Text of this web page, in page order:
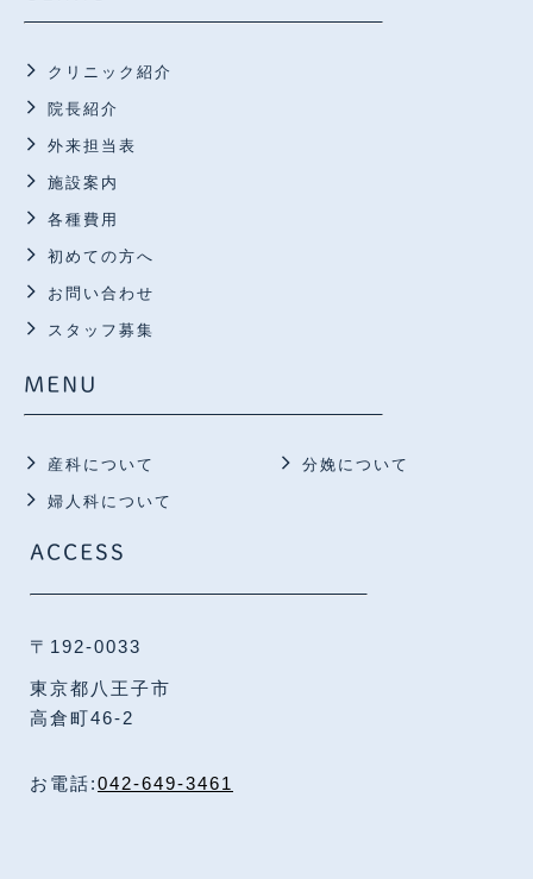
クリニック紹介
院長紹介
外来担当表
施設案内
各種費用
初めての方へ
お問い合わせ
スタッフ募集
MENU
産科について
婦人科について
分娩について
ACCESS
〒192-0033
東京都八王子市
高倉町46-2
お電話:042-649-3461